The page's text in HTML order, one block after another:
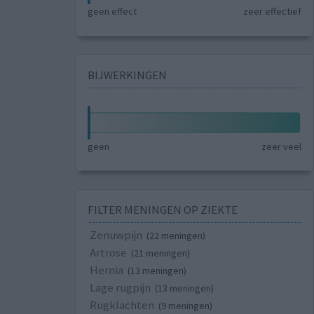
geen effect zeer effectief
BIJWERKINGEN
geen zeer veel
FILTER MENINGEN OP ZIEKTE
Zenuwpijn (22 meningen)
Artrose (21 meningen)
Hernia (13 meningen)
Lage rugpijn (13 meningen)
Rugklachten (9 meningen)